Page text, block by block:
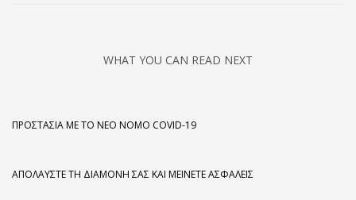
WHAT YOU CAN READ NEXT
ΠΡΟΣΤΑΣΊΑ ΜΕ ΤΟ ΝΈΟ ΝΌΜΟ COVID-19
ΑΠΟΛΑΎΣΤΕ ΤΗ ΔΙΑΜΟΝΉ ΣΑΣ ΚΑΙ ΜΕΊΝΕΤΕ ΑΣΦΑΛΕΊΣ